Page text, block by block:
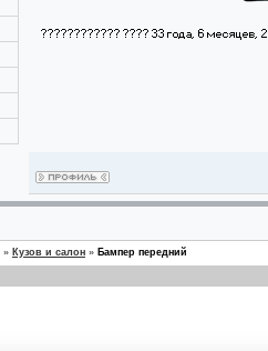
» Кузов и салон » Бампер передний